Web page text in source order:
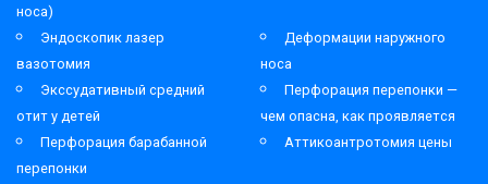
носа)
Эндоскопик лазер
вазотомия
Деформации наружного
носа
Экссудативный средний
отит у детей
Перфорация перепонки —
чем опасна, как проявляется
Перфорация барабанной
перепонки
Аттикоантротомия цены